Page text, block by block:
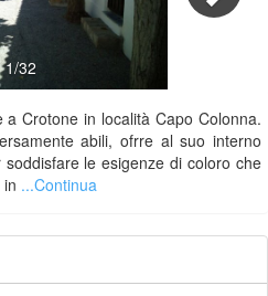
1/32
Crotone in località Capo Colonna.
abili, ofrre al suo interno
le esigenze di coloro che
...Continua